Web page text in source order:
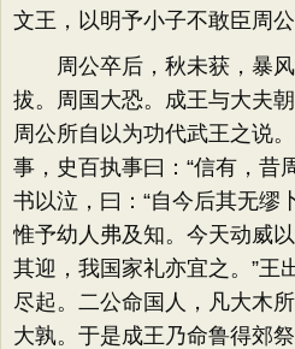
文王，以明予小子不敢臣周公
周公卒后，秋未获，暴风
拔。周国大恐。成王与大夫
周公所自以为功代武王之说
事，史百执事曰：“信有，昔
书以泣，曰：“自今后其无缪
惟予幼人弗及知。今天动威
其迎，我国家礼亦宜之。”王
尽起。二公命国人，凡大木
大孰。于是成王乃命鲁得郊